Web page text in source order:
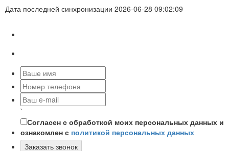
Дата последней синхронизации 2026-06-28 09:02:09
`
Согласен с обработкой моих персональных данных и
ознакомлен с политикой персональных данных
Заказать звонок